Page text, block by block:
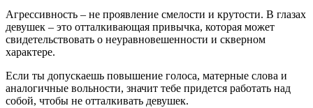
Агрессивность – не проявление смелости и крутости. В глазах
девушек ‒ это отталкивающая привычка, которая может
свидетельствовать о неуравновешенности и скверном
характере.
Если ты допускаешь повышение голоса, матерные слова и
аналогичные вольности, значит тебе придется работать над
собой, чтобы не отталкивать девушек.